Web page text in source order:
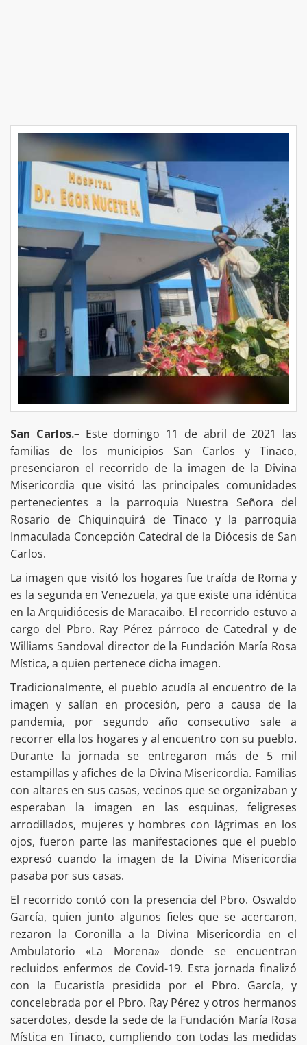
San Carlos.– Este domingo 11 de abril de 2021 las
familias de los municipios San Carlos y Tinaco,
presenciaron el recorrido de la imagen de la Divina
Misericordia que visitó las principales comunidades
pertenecientes a la parroquia Nuestra Señora del
Rosario de Chiquinquirá de Tinaco y la parroquia
Inmaculada Concepción Catedral de la Diócesis de San
Carlos.
La imagen que visitó los hogares fue traída de Roma y
es la segunda en Venezuela, ya que existe una idéntica
en la Arquidiócesis de Maracaibo. El recorrido estuvo a
cargo del Pbro. Ray Pérez párroco de Catedral y de
Williams Sandoval director de la Fundación María Rosa
Mística, a quien pertenece dicha imagen.
Tradicionalmente, el pueblo acudía al encuentro de la
imagen y salían en procesión, pero a causa de la
pandemia, por segundo año consecutivo sale a
recorrer ella los hogares y al encuentro con su pueblo.
Durante la jornada se entregaron más de 5 mil
estampillas y afiches de la Divina Misericordia. Familias
con altares en sus casas, vecinos que se organizaban y
esperaban la imagen en las esquinas, feligreses
arrodillados, mujeres y hombres con lágrimas en los
ojos, fueron parte las manifestaciones que el pueblo
expresó cuando la imagen de la Divina Misericordia
pasaba por sus casas.
El recorrido contó con la presencia del Pbro. Oswaldo
García, quien junto algunos fieles que se acercaron,
rezaron la Coronilla a la Divina Misericordia en el
Ambulatorio «La Morena» donde se encuentran
recluidos enfermos de Covid-19. Esta jornada finalizó
con la Eucaristía presidida por el Pbro. García, y
concelebrada por el Pbro. Ray Pérez y otros hermanos
sacerdotes, desde la sede de la Fundación María Rosa
Mística en Tinaco, cumpliendo con todas las medidas